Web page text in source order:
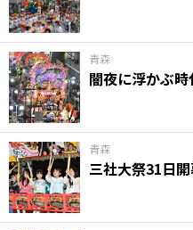
青森
闇夜に浮かぶ
青森
三社大祭31日